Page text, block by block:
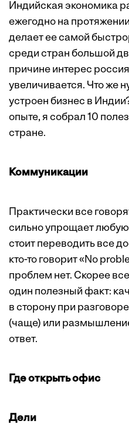
Индийская экономика
ежегодно на
делает ее самой
среди стран большой
причине интерес
увеличивается. Что же
устроен бизнес в
опыте, я собрал 10
стране.
Коммуникации
Практически все
сильно упрощает
стоит переводить все
кто-то говорит «No
проблем нет. Скорее
один полезный факт:
в сторону при
(чаще) или
ответ.
Где открыть офис
Дели